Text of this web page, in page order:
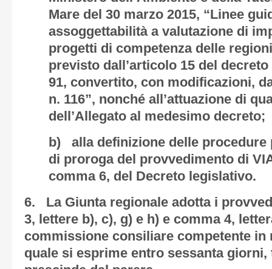
Mare del 30 marzo 2015, “Linee
assoggettabilità a valutazione di
progetti di competenza delle
previsto dall’articolo 15 del
91, convertito, con modificazioni,
n. 116”, nonché all’attuazione di
dell’Allegato al medesimo decreto;
b) alla definizione delle procedure
di proroga del provvedimento di
comma 6, del Decreto legislativo.
6. La Giunta regionale adotta i
3, lettere b), c), g) e h) e comma 4,
commissione consiliare competente in
quale si esprime entro sessanta